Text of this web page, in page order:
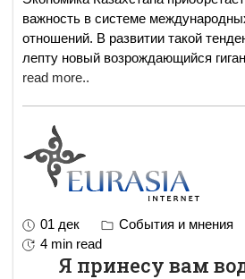
важность в системе
отношений. В развитии такой
лепту новый возрождающийся
read more..
01 дек События и мнения
4 min read
Я принесу вам